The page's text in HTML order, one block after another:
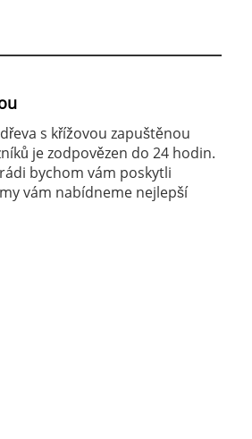
s křížovou zapuštěnou
je zodpovězen do 24 hodin.
bychom vám poskytli
vám nabídneme nejlepší